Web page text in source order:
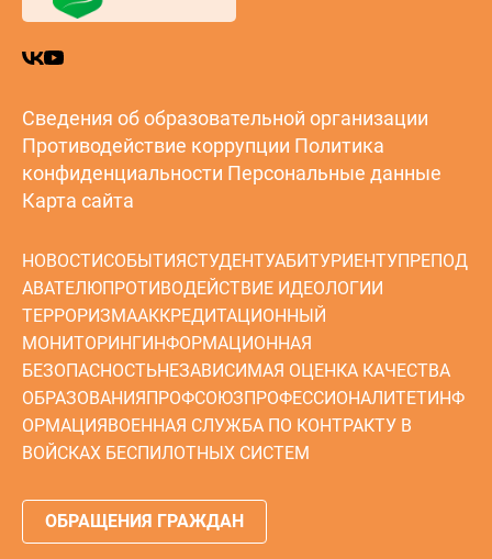
Сведения об образовательной организации
Противодействие коррупции Политика
конфиденциальности Персональные данные
Карта сайта
НОВОСТИСОБЫТИЯСТУДЕНТУАБИТУРИЕНТУПРЕПОД
АВАТЕЛЮПРОТИВОДЕЙСТВИЕ ИДЕОЛОГИИ
ТЕРРОРИЗМААККРЕДИТАЦИОННЫЙ
МОНИТОРИНГИНФОРМАЦИОННАЯ
БЕЗОПАСНОСТЬНЕЗАВИСИМАЯ ОЦЕНКА КАЧЕСТВА
ОБРАЗОВАНИЯ ПРОФСОЮЗ ПРОФЕССИОНАЛИТЕТИНФ
ОРМАЦИЯ ВОЕННАЯ СЛУЖБА ПО КОНТРАКТУ В
ВОЙСКАХ БЕСПИЛОТНЫХ СИСТЕМ
ОБРАЩЕНИЯ ГРАЖДАН